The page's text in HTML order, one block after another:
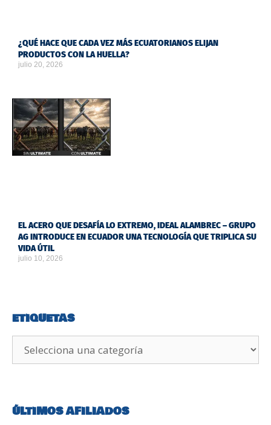
¿QUÉ HACE QUE CADA VEZ MÁS ECUATORIANOS ELIJAN
PRODUCTOS CON LA HUELLA?
julio 20, 2026
EL ACERO QUE DESAFÍA LO EXTREMO, IDEAL ALAMBREC – GRUPO
AG INTRODUCE EN ECUADOR UNA TECNOLOGÍA QUE TRIPLICA SU
VIDA ÚTIL
julio 10, 2026
ETIQUETAS
ÚLTIMOS AFILIADOS